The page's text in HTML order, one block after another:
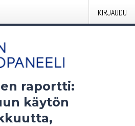
KIRJAUDU
raportti:
käytön